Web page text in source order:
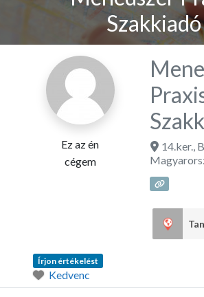
Szakkiadó
Ez az én
cégem
14.ker.,
Írjon értékelést
Kedvenc